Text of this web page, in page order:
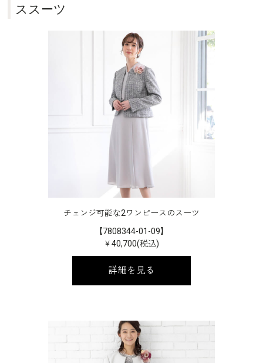
ススーツ
チェンジ可能な2ワンピースのスーツ
【7808344-01-09】
￥40,700(税込)
詳細を見る